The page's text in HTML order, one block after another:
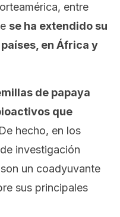
entre
se ha extendido su
en África y
de papaya
que
hecho, en los
investigación
un coadyuvante
sus principales